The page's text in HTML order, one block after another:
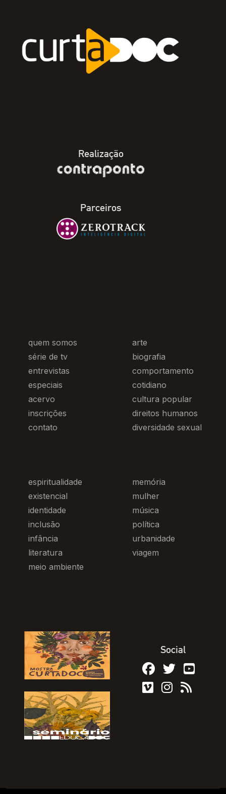
Realização
Parceiros
quem somos
série de tv
entrevistas
especiais
acervo
inscrições
contato
arte
biografia
comportamento
cotidiano
cultura popular
direitos humanos
diversidade sexual
espiritualidade
existencial
identidade
inclusão
infância
literatura
meio ambiente
memória
mulher
música
política
urbanidade
viagem
Social